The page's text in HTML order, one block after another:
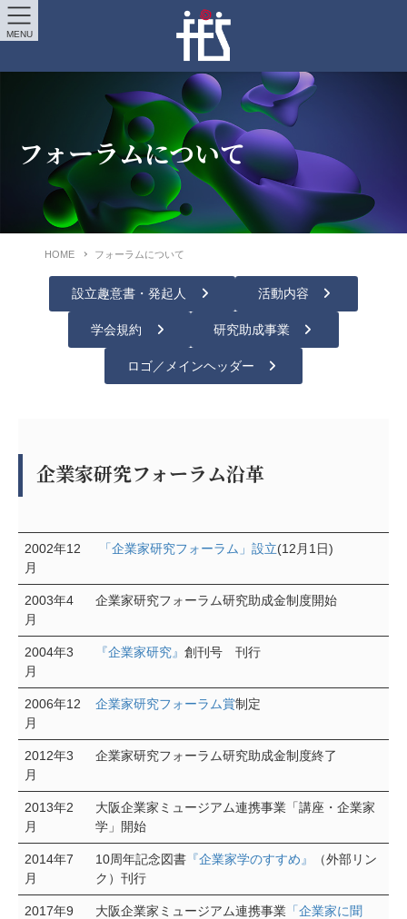
フォーラムについて
HOME フォーラムについて
設立趣意書・発起人 活動内容
学会規約 研究助成事業
ロゴ／メインヘッダー
企業家研究フォーラム沿革
2002年12
月
「企業家研究フォーラム」設立(12月1日)
2003年4
月
企業家研究フォーラム研究助成金制度開始
2004年3
月
『企業家研究』 創刊号 刊行
2006年12
月
企業家研究フォーラム賞制定
2012年3
月
企業家研究フォーラム研究助成金制度終了
2013年2
月
大阪企業家ミュージアム連携事業「講座・企業家
学」開始
2014年7
月
10周年記念図書 『企業家学のすすめ』
（外部リン
ク）刊行
2017年9
大阪企業家ミュージアム連携事業 「企業家に聞
MENU